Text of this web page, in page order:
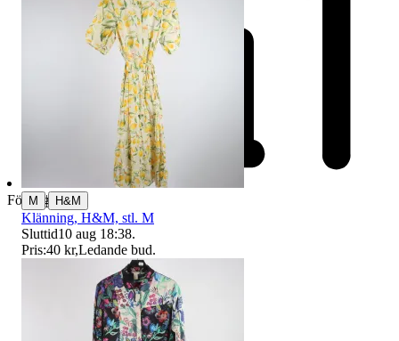
Företag
M | H&M
Klänning, H&M, stl. M
Sluttid10 aug 18:38.
Pris:40 kr,Ledande bud.